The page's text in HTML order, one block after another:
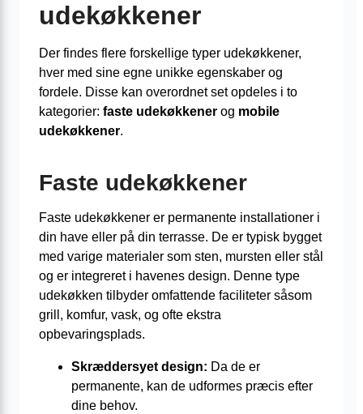
udekøkkener
Der findes flere forskellige typer udekøkkener,
hver med sine egne unikke egenskaber og
fordele. Disse kan overordnet set opdeles i to
kategorier: faste udekøkkener og mobile
udekøkkener.
Faste udekøkkener
Faste udekøkkener er permanente installationer i
din have eller på din terrasse. De er typisk bygget
med varige materialer som sten, mursten eller stål
og er integreret i havenes design. Denne type
udekøkken tilbyder omfattende faciliteter såsom
grill, komfur, vask, og ofte ekstra
opbevaringsplads.
Skræddersyet design: Da de er
permanente, kan de udformes præcis efter
dine behov.